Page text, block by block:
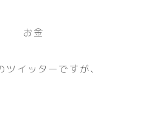
ツイッターですが、